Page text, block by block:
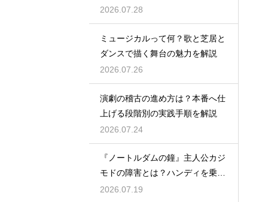
2026.07.28
ミュージカルって何？歌と芝居と
ダンスで描く舞台の魅力を解説
2026.07.26
演劇の稽古の進め方は？本番へ仕
上げる段階別の実践手順を解説
2026.07.24
『ノートルダムの鐘』主人公カジ
モドの障害とは？ハンディを乗り
越える姿に感動
2026.07.19